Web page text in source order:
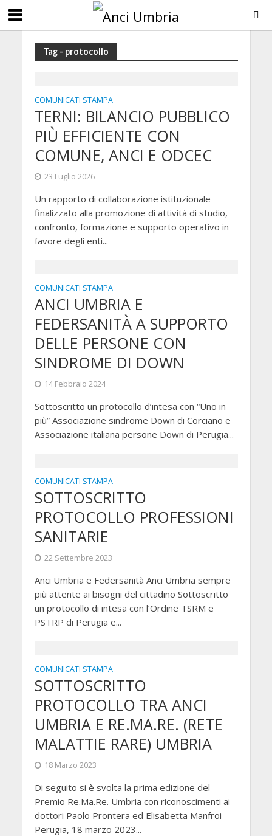
Tag - protocollo
COMUNICATI STAMPA
TERNI: BILANCIO PUBBLICO
PIÙ EFFICIENTE CON
COMUNE, ANCI E ODCEC
23 Luglio 2026
Un rapporto di collaborazione istituzionale
finalizzato alla promozione di attività di studio,
confronto, formazione e supporto operativo in
favore degli enti...
COMUNICATI STAMPA
ANCI UMBRIA E
FEDERSANITÀ A SUPPORTO
DELLE PERSONE CON
SINDROME DI DOWN
14 Febbraio 2024
Sottoscritto un protocollo d’intesa con “Uno in
più” Associazione sindrome Down di Corciano e
Associazione italiana persone Down di Perugia...
COMUNICATI STAMPA
SOTTOSCRITTO
PROTOCOLLO PROFESSIONI
SANITARIE
22 Settembre 2023
Anci Umbria e Federsanità Anci Umbria sempre
più attente ai bisogni del cittadino Sottoscritto
un protocollo di intesa con l’Ordine TSRM e
PSTRP di Perugia e...
COMUNICATI STAMPA
SOTTOSCRITTO
PROTOCOLLO TRA ANCI
UMBRIA E RE.MA.RE. (RETE
MALATTIE RARE) UMBRIA
18 Marzo 2023
Di seguito si è svolta la prima edizione del
Premio Re.Ma.Re. Umbria con riconoscimenti ai
dottori Paolo Prontera ed Elisabetta Manfroi
Perugia, 18 marzo 2023...